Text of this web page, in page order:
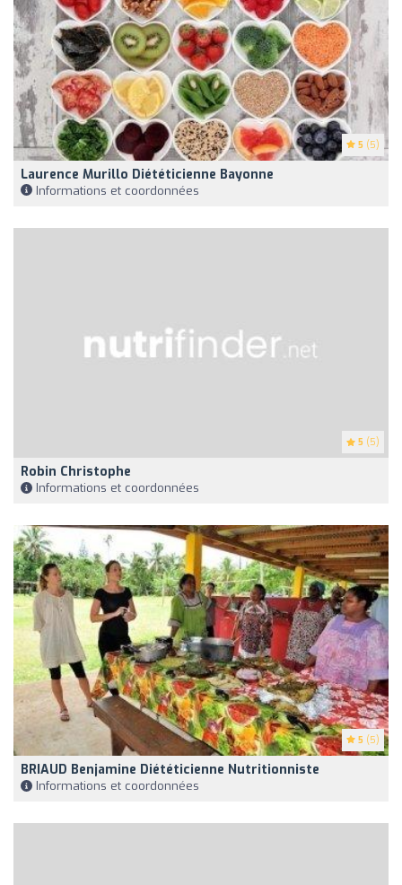
5 (5)
Laurence Murillo Diététicienne Bayonne
Informations et coordonnées
5 (5)
Robin Christophe
Informations et coordonnées
5 (5)
BRIAUD Benjamine Diététicienne Nutritionniste
Informations et coordonnées